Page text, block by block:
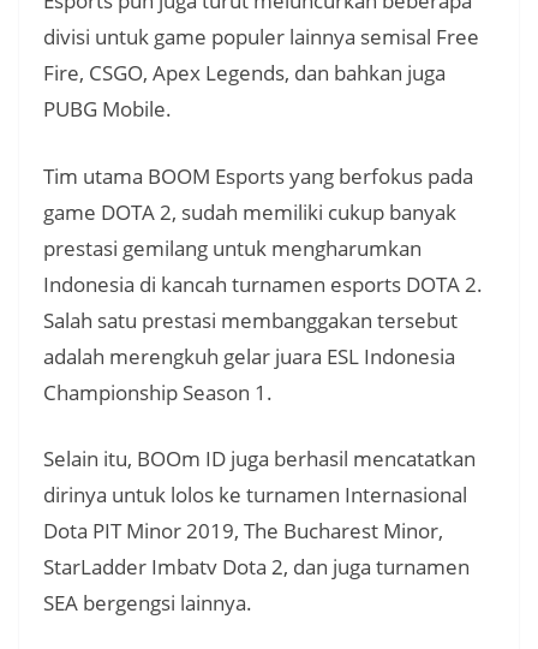
divisi untuk game populer lainnya semisal Free
Fire, CSGO, Apex Legends, dan bahkan juga
PUBG Mobile.
Tim utama BOOM Esports yang berfokus pada
game DOTA 2, sudah memiliki cukup banyak
prestasi gemilang untuk mengharumkan
Indonesia di kancah turnamen esports DOTA 2.
Salah satu prestasi membanggakan tersebut
adalah merengkuh gelar juara ESL Indonesia
Championship Season 1.
Selain itu, BOOm ID juga berhasil mencatatkan
dirinya untuk lolos ke turnamen Internasional
Dota PIT Minor 2019, The Bucharest Minor,
StarLadder Imbatv Dota 2, dan juga turnamen
SEA bergengsi lainnya.